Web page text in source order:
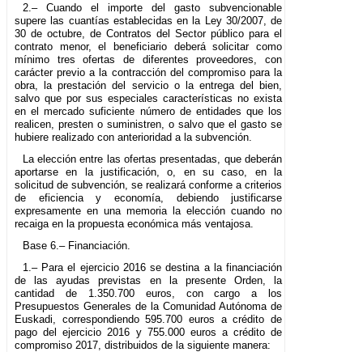
2.– Cuando el importe del gasto subvencionable
supere las cuantías establecidas en la Ley 30/2007, de
30 de octubre, de Contratos del Sector público para el
contrato menor, el beneficiario deberá solicitar como
mínimo tres ofertas de diferentes proveedores, con
carácter previo a la contracción del compromiso para la
obra, la prestación del servicio o la entrega del bien,
salvo que por sus especiales características no exista
en el mercado suficiente número de entidades que los
realicen, presten o suministren, o salvo que el gasto se
hubiere realizado con anterioridad a la subvención.
La elección entre las ofertas presentadas, que deberán
aportarse en la justificación, o, en su caso, en la
solicitud de subvención, se realizará conforme a criterios
de eficiencia y economía, debiendo justificarse
expresamente en una memoria la elección cuando no
recaiga en la propuesta económica más ventajosa.
Base 6.– Financiación.
1.– Para el ejercicio 2016 se destina a la financiación
de las ayudas previstas en la presente Orden, la
cantidad de 1.350.700 euros, con cargo a los
Presupuestos Generales de la Comunidad Autónoma de
Euskadi, correspondiendo 595.700 euros a crédito de
pago del ejercicio 2016 y 755.000 euros a crédito de
compromiso 2017, distribuidos de la siguiente manera: